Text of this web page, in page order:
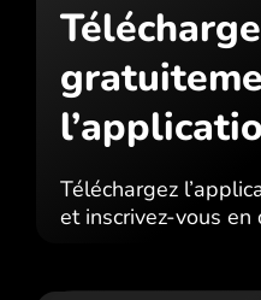
Téléchargez
et inscrivez-vous